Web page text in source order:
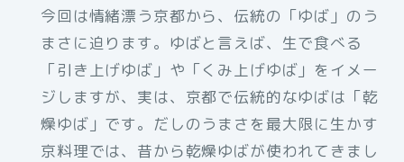
今回は情緒漂う京都から、伝統の「ゆば」のう
まさに迫ります。ゆばと言えば、生で食べる
「引き上げゆば」や「くみ上げゆば」をイメー
ジしますが、実は、京都で伝統的なゆばは「乾
燥ゆば」です。だしのうまさを最大限に生かす
京料理では、昔から乾燥ゆばが使われてきまし